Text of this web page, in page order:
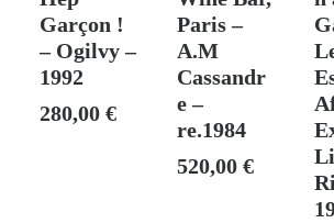
Garçon !
– Ogilvy –
1992
280,00 €
Paris –
A.M
Cassandr
e –
re.1984
520,00€